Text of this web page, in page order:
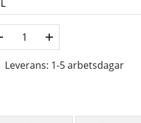
Leverans: 1-5 arbetsdagar